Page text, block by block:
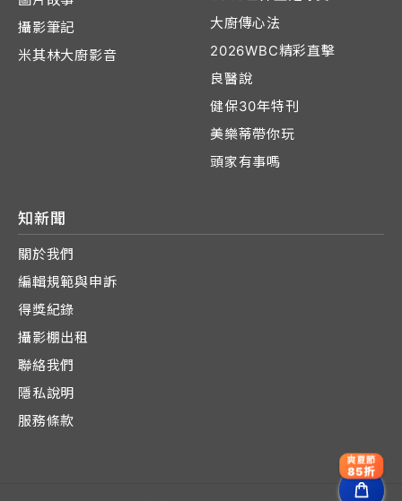
攝影筆記
米其林大廚影音
大廚傳心法
2026WBC精彩直擊
良醫說
健保30年特刊
美樂蒂帶你玩
頭家有事嗎
知新聞
關於我們
編輯規範與申訴
得獎紀錄
攝影棚出租
聯絡我們
隱私說明
服務條款
爽夏節
85折